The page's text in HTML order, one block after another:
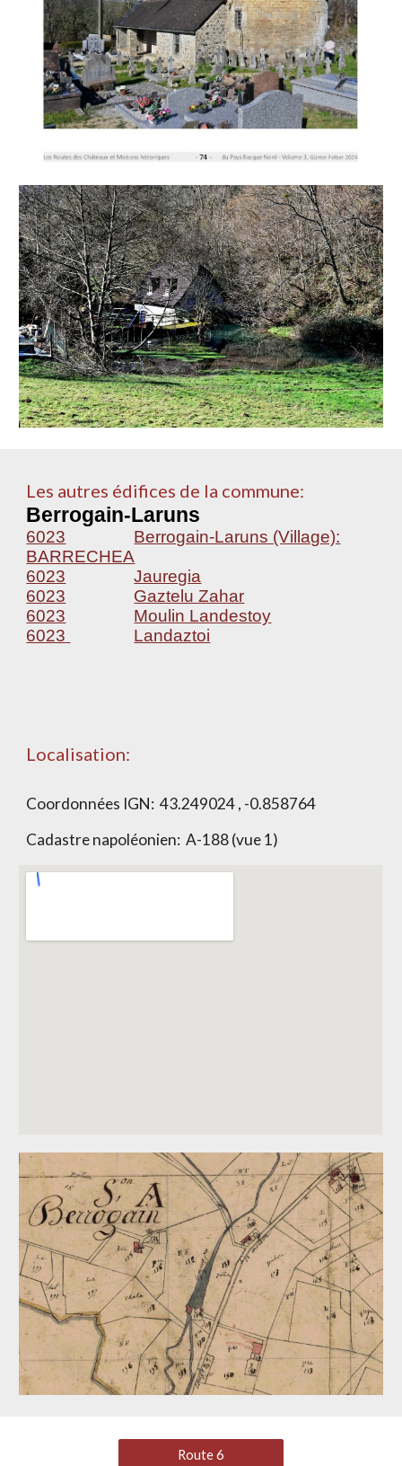
Les autres édifices de la commune:
Berrogain-Laruns
6023
Berrogain-Laruns (Village):
BARRECHEA
6023
Jauregia
6023
Gaztelu Zahar
6023
Moulin Landestoy
6023
Landaztoi
Localisation:
Coordonnées IGN:43.249024 , -0.858764
Cadastre napoléonien: A-188 (vue 1)
Route 6